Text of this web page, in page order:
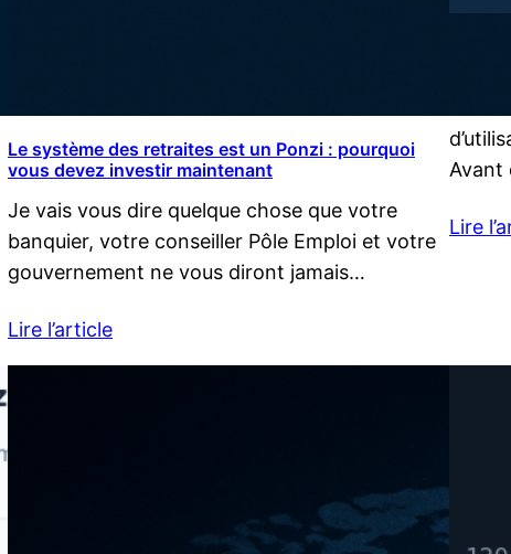
Le système des retraites est un Ponzi : pourquoi
vous devez investir maintenant
Je vais vous dire quelque chose que votre
banquier, votre conseiller Pôle Emploi et votre
gouvernement ne vous diront jamais…
Lire l’article
Avant
Lire